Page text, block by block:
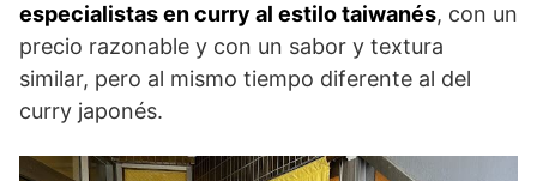
especialistas en curry al estilo taiwanés, con un
precio razonable y con un sabor y textura
similar, pero al mismo tiempo diferente al del
curry japonés.